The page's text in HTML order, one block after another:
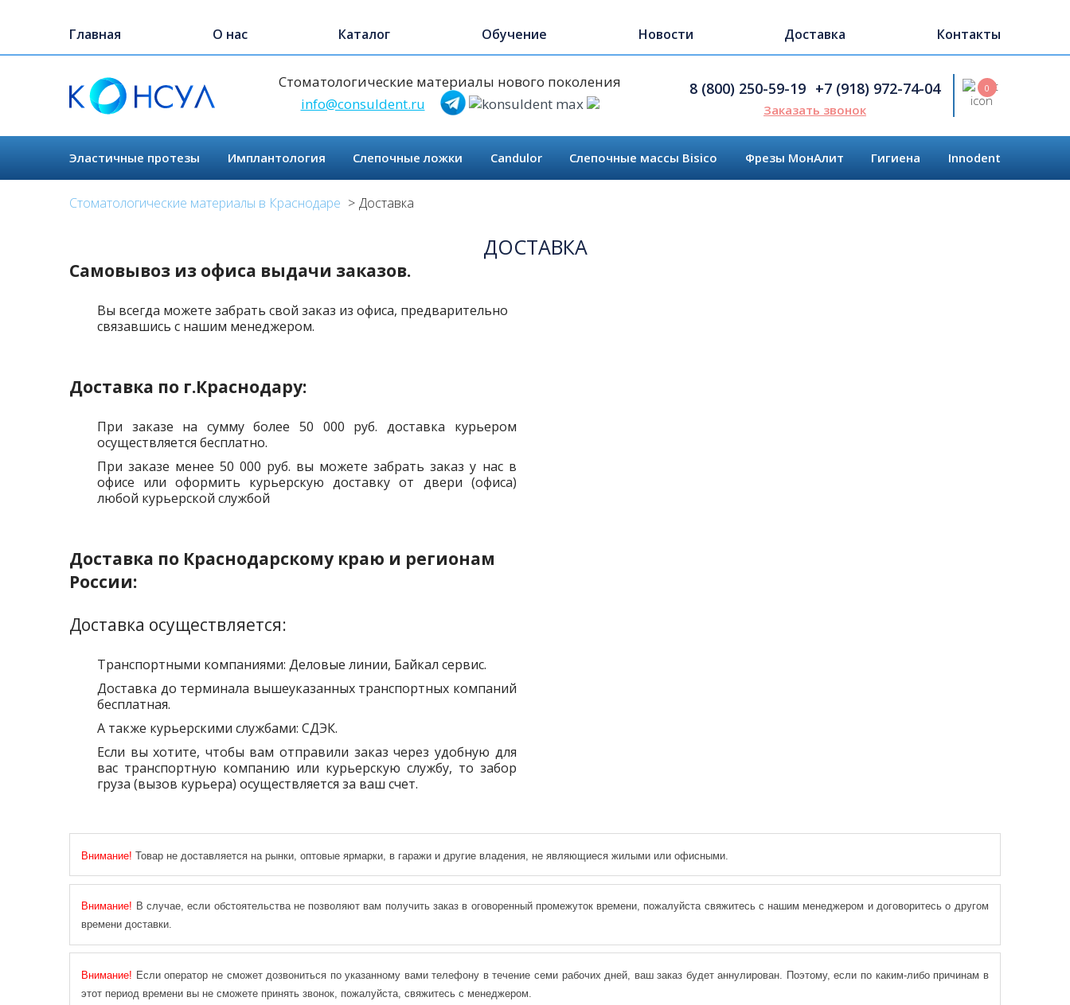
содержанию
Главная О нас Каталог Обучение Новости Доставка Контакты
Стоматологические материалы нового поколения
info@consuldent.ru
8 (800) 250-59-19 +7 (918) 972-74-04
Заказать звонок
0
Эластичные протезы Имплантология Слепочные ложки Candulor Слепочные массы Bisico Фрезы МонАлит Гигиена Innodent
Стоматологические материалы в Краснодаре Доставка
ДОСТАВКА
Самовывоз из офиса выдачи заказов.
Вы всегда можете забрать свой заказ из офиса, предварительно
связавшись с нашим менеджером.
Доставка по г.Краснодару:
При заказе на сумму более 50 000 руб. доставка курьером
осуществляется бесплатно.
При заказе менее 50 000 руб. вы можете забрать заказ у нас в
офисе или оформить курьерскую доставку от двери (офиса)
любой курьерской службой
Доставка по Краснодарскому краю и регионам
России:
Доставка осуществляется:
Транспортными компаниями: Деловые линии, Байкал сервис.
Доставка до терминала вышеуказанных транспортных компаний
бесплатная.
А также курьерскими службами: СДЭК.
Если вы хотите, чтобы вам отправили заказ через удобную для
вас транспортную компанию или курьерскую службу, то забор
груза (вызов курьера) осуществляется за ваш счет.
Внимание! Товар не доставляется на рынки, оптовые ярмарки, в гаражи и другие владения, не являющиеся жилыми или офисными.
Внимание! В случае, если обстоятельства не позволяют вам получить заказ в оговоренный промежуток времени, пожалуйста свяжитесь с нашим менеджером и договоритесь о другом
времени доставки.
Внимание! Если оператор не сможет дозвониться по указанному вами телефону в течение семи рабочих дней, ваш заказ будет аннулирован. Поэтому, если по каким-либо причинам в
этот период времени вы не сможете принять звонок, пожалуйста, свяжитесь с менеджером.